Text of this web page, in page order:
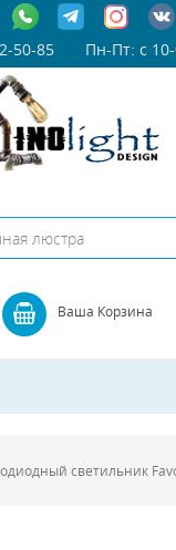
50-85 Пн-Пт: с
Ваша Корзина
светильник